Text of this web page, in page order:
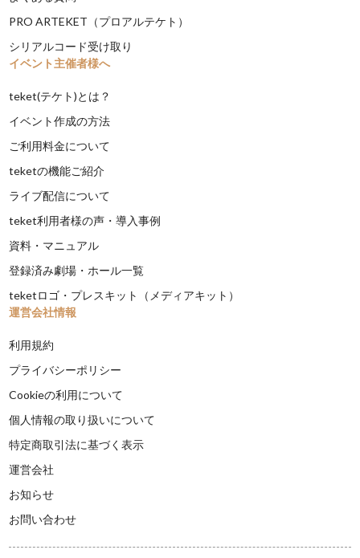
PRO ARTEKET（プロアルテケト）
シリアルコード受け取り
イベント主催者様へ
teket(テケト)とは？
イベント作成の方法
ご利用料金について
teketの機能ご紹介
ライブ配信について
teket利用者様の声・導入事例
資料・マニュアル
登録済み劇場・ホール一覧
teketロゴ・プレスキット（メディアキット）
運営会社情報
利用規約
プライバシーポリシー
Cookieの利用について
個人情報の取り扱いについて
特定商取引法に基づく表示
運営会社
お知らせ
お問い合わせ